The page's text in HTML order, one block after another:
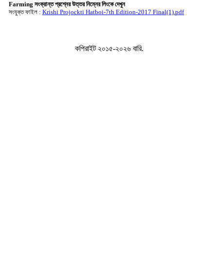
Farming সংক্রান্ত প্রশ্নের উত্তর নিম্নের লিংকে দেখুন
সংযুক্ত ফাইল : Krishi Projockti Hatboi-7th Edition-2017 Final(1).pdf
কপিরাইট ২০১৫-২০২৬ বারি.